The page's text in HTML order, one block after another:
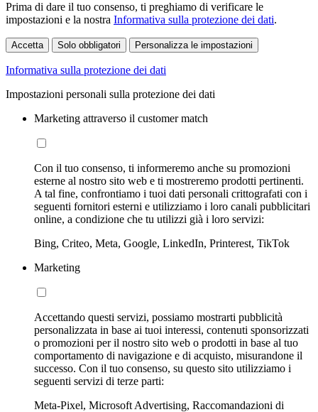
Prima di dare il tuo consenso, ti preghiamo di verificare le
impostazioni e la nostra Informativa sulla protezione dei dati.
Accetta Solo obbligatori Personalizza le impostazioni
Informativa sulla protezione dei dati
Impostazioni personali sulla protezione dei dati
Marketing attraverso il customer match
Con il tuo consenso, ti informeremo anche su promozioni
esterne al nostro sito web e ti mostreremo prodotti pertinenti.
A tal fine, confrontiamo i tuoi dati personali crittografati con i
seguenti fornitori esterni e utilizziamo i loro canali pubblicitari
online, a condizione che tu utilizzi già i loro servizi:
Bing, Criteo, Meta, Google, LinkedIn, Printerest, TikTok
Marketing
Accettando questi servizi, possiamo mostrarti pubblicità
personalizzata in base ai tuoi interessi, contenuti sponsorizzati
o promozioni per il nostro sito web o prodotti in base al tuo
comportamento di navigazione e di acquisto, misurandone il
successo. Con il tuo consenso, su questo sito utilizziamo i
seguenti servizi di terze parti:
Meta-Pixel, Microsoft Advertising, Raccomandazioni di